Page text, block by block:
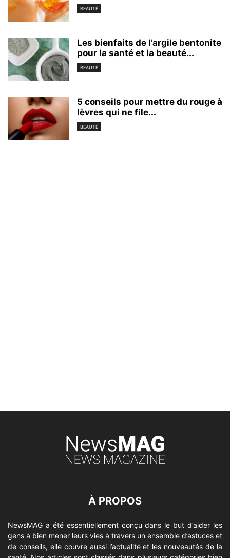
BEAUTÉ
Les bienfaits de l’argile bentonite
pour la santé et la beauté...
BEAUTÉ
5 conseils pour mettre du rouge à
lèvres qui ne file...
BEAUTÉ
À PROPOS
NewsMAG a été essentiellement conçu dans le but d’aider les
gens à bien mener leurs vies à travers un ensemble d’astuces et
de conseils, elle couvre aussi l’actualité et les nouveautés de la